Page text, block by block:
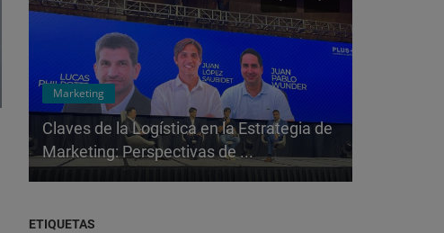
Marketing
Claves de la Logística en la Estrategia de
Marketing: Perspectivas de ...
ETIQUETAS